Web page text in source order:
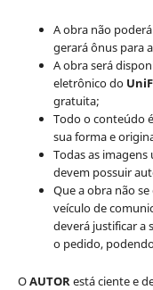
A obra não
gerará ônus para a
A obra será
eletrônico do
gratuita;
Todo o conteúdo
sua forma e
Todas as
devem possuir
Que a obra não
veículo de
deverá justificar a
o pedido,
OAUTORestá ciente e